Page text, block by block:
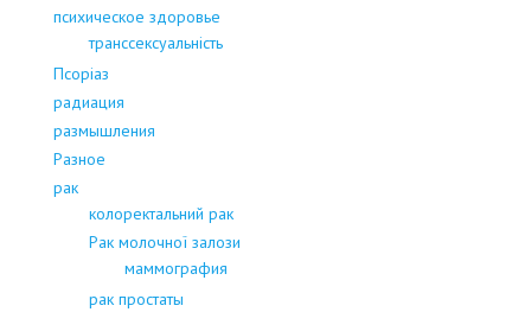
психическое здоровье
транссексуальність
Псоріаз
радиация
размышления
Разное
рак
колоректальний рак
Рак молочної залози
маммография
рак простаты